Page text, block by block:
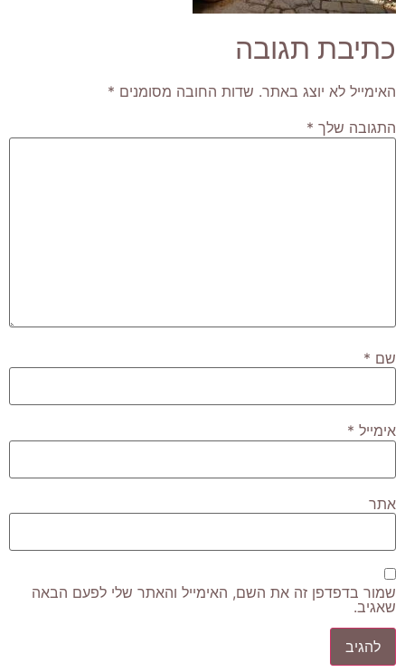
כתיבת תגובה
האימייל לא יוצג באתר. שדות החובה מסומנים *
התגובה שלך *
שם *
אימייל *
אתר
שמור בדפדפן זה את השם, האימייל והאתר שלי לפעם הבאה
שאגיב.